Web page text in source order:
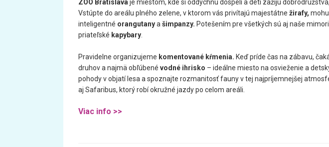
ZOO Bratislava je miestom, kde si oddýchnu dospelí a deti zažijú
Vstúpte do areálu plného zelene, v ktorom vás privítajú majestátne žirafy,
inteligentné orangutanya šimpanzy. Potešením pre všetkých sú aj naše
priateľské kapybary
Pravidelne organizujeme komentované kŕmenia. Keď príde čas na zábavu,
druhov a najmä obľúbené vodné ihrisko – ideálne miesto na osvieženie a
pohody v objatí lesa a spoznajte rozmanitosť fauny v tej najpríjemnejšej
aj Safaribus, ktorý robí okružné jazdy po celom areáli.
Viac info >>